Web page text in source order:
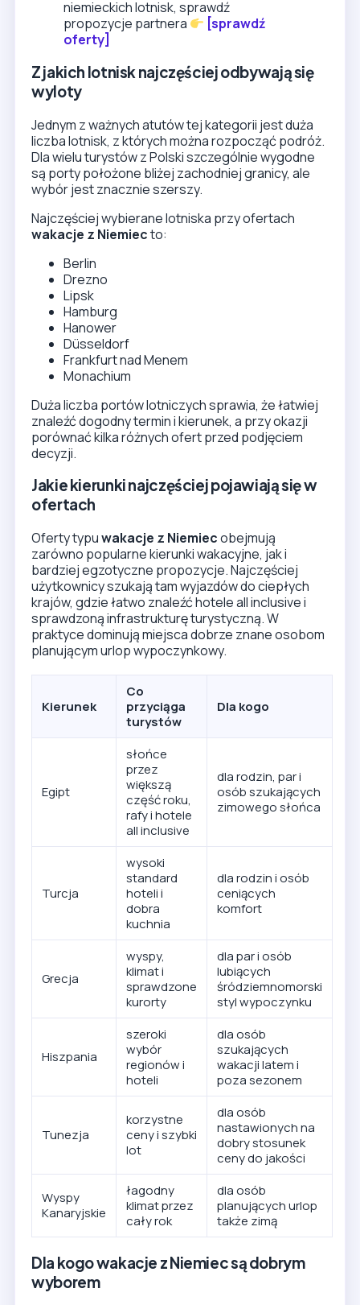
niemieckich lotnisk, sprawdź
propozycje partnera
[sprawdź
oferty]
Z jakich lotnisk najczęściej odbywają się
wyloty
Jednym z ważnych atutów tej kategorii jest duża
liczba lotnisk, z których można rozpocząć podróż.
Dla wielu turystów z Polski szczególnie wygodne
są porty położone bliżej zachodniej granicy, ale
wybór jest znacznie szerszy.
Najczęściej wybierane lotniska przy ofertach
wakacje z Niemiecto:
Berlin
Drezno
Lipsk
Hamburg
Hanower
Düsseldorf
Frankfurt nad Menem
Monachium
Duża liczba portów lotniczych sprawia, że łatwiej
znaleźć dogodny termin i kierunek, a przy okazji
porównać kilka różnych ofert przed podjęciem
decyzji.
Jakie kierunki najczęściej pojawiają się w
ofertach
Oferty typuwakacje z Niemiecobejmują
zarówno popularne kierunki wakacyjne, jak i
bardziej egzotyczne propozycje. Najczęściej
użytkownicy szukają tam wyjazdów do ciepłych
krajów, gdzie łatwo znaleźć hotele all inclusive i
sprawdzoną infrastrukturę turystyczną. W
praktyce dominują miejsca dobrze znane osobom
planującym urlop wypoczynkowy.
Kierunek
Co
przyciąga
turystów
Dla kogo
Egipt
słońce
przez
większą
część roku,
rafy i hotele
all inclusive
dla rodzin, par i
osób szukających
zimowego słońca
Turcja
wysoki
standard
hoteli i
dobra
kuchnia
dla rodzin i osób
ceniących
komfort
Grecja
wyspy,
klimat i
sprawdzone
kurorty
dla par i osób
lubiących
śródziemnomorski
styl wypoczynku
Hiszpania
szeroki
wybór
regionów i
hoteli
dla osób
szukających
wakacji latem i
poza sezonem
Tunezja
korzystne
ceny i szybki
lot
dla osób
nastawionych na
dobry stosunek
ceny do jakości
Wyspy
Kanaryjskie
łagodny
klimat przez
cały rok
dla osób
planujących urlop
także zimą
Dla kogo wakacje z Niemiec są dobrym
wyborem